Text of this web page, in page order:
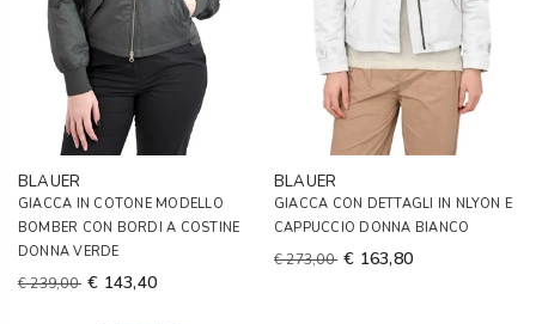
BLAUER
GIACCA IN COTONE MODELLO
BOMBER CON BORDI A COSTINE
DONNA VERDE
€ 239,00 € 143,40
BLAUER
GIACCA CON DETTAGLI IN NLYON E
CAPPUCCIO DONNA BIANCO
€ 273,00 € 163,80